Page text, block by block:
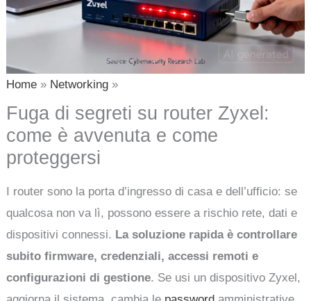
Home Networking
Fuga di segreti su router Zyxel:
come è avvenuta e come
proteggersi
I router sono la porta d’ingresso di casa e dell’ufficio: se
qualcosa non va lì, possono essere a rischio rete, dati e
dispositivi connessi. La soluzione rapida è controllare
subito firmware, credenziali, accessi remoti e
configurazioni di gestione. Se usi un dispositivo Zyxel,